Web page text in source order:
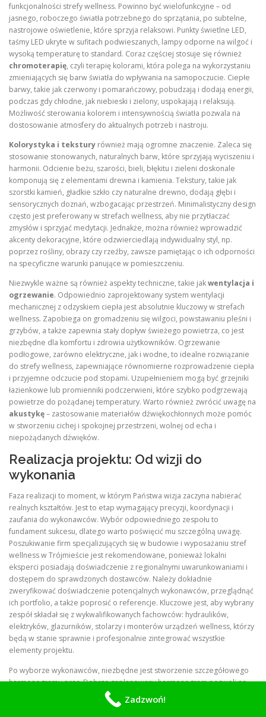
funkcjonalności strefy wellness. Powinno być wielofunkcyjne – od
jasnego, roboczego światła potrzebnego do sprzątania, po subtelne,
nastrojowe oświetlenie, które sprzyja relaksowi. Punkty świetlne LED,
taśmy LED ukryte w sufitach podwieszanych, lampy odporne na wilgoć i
wysoką temperaturę to standard. Coraz częściej stosuje się również
chromoterapię, czyli terapię kolorami, która polega na wykorzystaniu
zmieniających się barw światła do wpływania na samopoczucie. Ciepłe
barwy, takie jak czerwony i pomarańczowy, pobudzają i dodają energii,
podczas gdy chłodne, jak niebieski i zielony, uspokajają i relaksują.
Możliwość sterowania kolorem i intensywnością światła pozwala na
dostosowanie atmosfery do aktualnych potrzeb i nastroju.
Kolorystyka i tekstury również mają ogromne znaczenie. Zaleca się
stosowanie stonowanych, naturalnych barw, które sprzyjają wyciszeniu i
harmonii. Odcienie beżu, szarości, bieli, błękitu i zieleni doskonale
komponują się z elementami drewna i kamienia. Tekstury, takie jak
szorstki kamień, gładkie szkło czy naturalne drewno, dodają głębi i
sensorycznych doznań, wzbogacając przestrzeń. Minimalistyczny design
często jest preferowany w strefach wellness, aby nie przytłaczać
zmysłów i sprzyjać medytacji. Jednakże, można również wprowadzić
akcenty dekoracyjne, które odzwierciedlają indywidualny styl, np.
poprzez rośliny, obrazy czy rzeźby, zawsze pamiętając o ich odporności
na specyficzne warunki panujące w pomieszczeniu.
Niezwykle ważne są również aspekty techniczne, takie jakwentylacja i
ogrzewanie. Odpowiednio zaprojektowany system wentylacji
mechanicznej z odzyskiem ciepła jest absolutnie kluczowy w strefach
wellness. Zapobiega on gromadzeniu się wilgoci, powstawaniu pleśni i
grzybów, a także zapewnia stały dopływ świeżego powietrza, co jest
niezbędne dla komfortu i zdrowia użytkowników. Ogrzewanie
podłogowe, zarówno elektryczne, jak i wodne, to idealne rozwiązanie
do strefy wellness, zapewniające równomierne rozprowadzenie ciepła
i przyjemne odczucie pod stopami. Uzupełnieniem mogą być grzejniki
łazienkowe lub promienniki podczerwieni, które szybko podgrzewają
powietrze do pożądanej temperatury. Warto również zwrócić uwagę na
akustykę– zastosowanie materiałów dźwiękochłonnych może pomóc
w stworzeniu cichej i spokojnej przestrzeni, wolnej od echa i
niepożądanych dźwięków.
Realizacja projektu: Od wizji do
wykonania
Faza realizacji to moment, w którym Państwa wizja zaczyna nabierać
realnych kształtów. Jest to etap wymagający precyzji, koordynacji i
zaufania do wykonawców. Wybór odpowiedniego zespołu to
fundament sukcesu, dlatego warto poświęcić mu szczególną uwagę.
Poszukiwanie firm specjalizujących się w budowie i wyposażaniu stref
wellness w Trójmieście jest rekomendowane, ponieważ lokalni
eksperci posiadają doświadczenie z regionalnymi uwarunkowaniami i
dostępem do sprawdzonych dostawców. Należy dokładnie
zweryfikować doświadczenie potencjalnych wykonawców, przeglądnąć
ich portfolio, a także poprosić o referencje. Kluczowe jest, aby wybrany
zespół składał się z wykwalifikowanych fachowców: hydraulików,
elektryków, glazurników, stolarzy i monterów urządzeń wellness, którzy
będą w stanie sprawnie i profesjonalnie zintegrować wszystkie
elementy projektu.
Po wyborze wykonawców, niezbędne jest stworzenie szczegółowego
harmonogramu prac. Dobrze zaplanowany harmonogram pozwoli na
efektywne zarządzanie projektem, minimalizowanie opóźnień i
kontrolowanie postępów. Powinien on uwzględniać wszystkie etapy, od
Zadzwoń!